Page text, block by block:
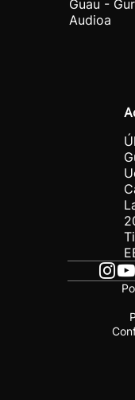
Guau -
Audioa